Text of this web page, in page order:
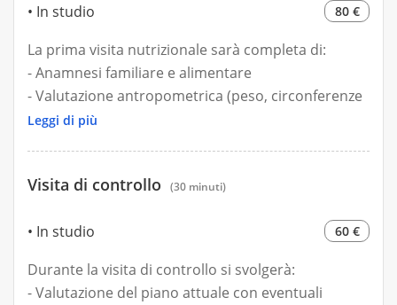
In studio 80 €
La prima visita nutrizionale sarà completa di:
- Anamnesi familiare e alimentare
- Valutazione antropometrica (peso, circonferenze
ecc..)
alle esigenze e allo stile di vita
Leggi di più
Visita di controllo (30 minuti)
In studio 60 €
Durante la visita di controllo si svolgerà:
- Valutazione del piano attuale con eventuali